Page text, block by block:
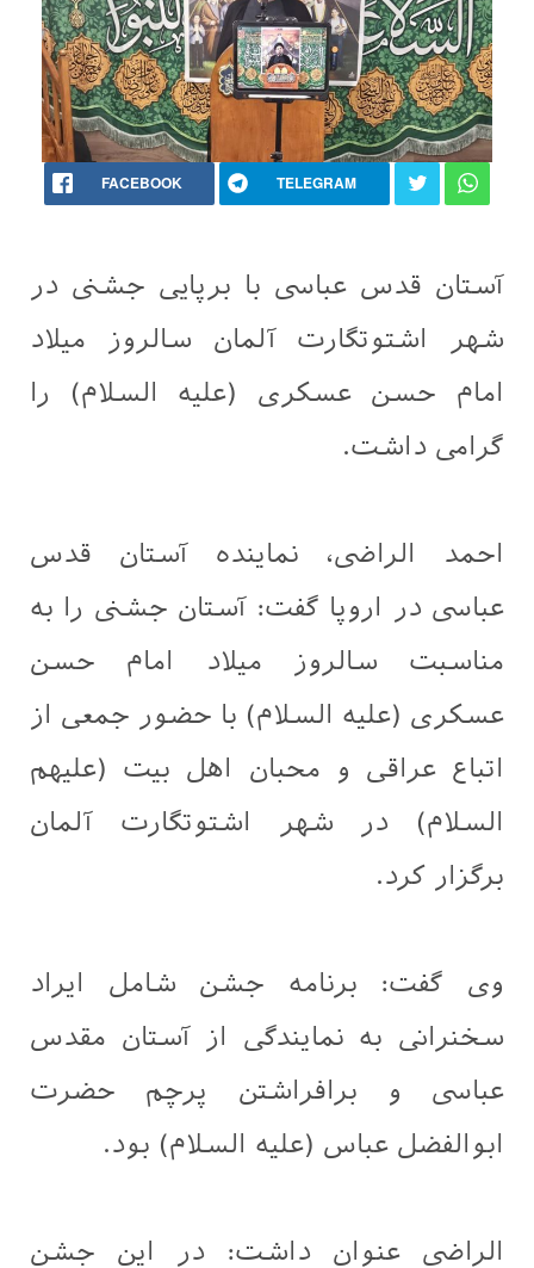
FACEBOOK TELEGRAM
آستان قدس عباسی با برپایی جشنی در
شهر اشتوتگارت آلمان سالروز میلاد
امام حسن عسکری (علیه السلام) را
گرامی داشت.
احمد الراضی، نماینده آستان قدس
عباسی در اروپا گفت: آستان جشنی را به
مناسبت سالروز میلاد امام حسن
عسکری (علیه السلام) با حضور جمعی از
اتباع عراقی و محبان اهل بیت (علیهم
السلام) در شهر اشتوتگارت آلمان
برگزار کرد.
وی گفت: برنامه جشن شامل ایراد
سخنرانی به نمایندگی از آستان مقدس
عباسی و برافراشتن پرچم حضرت
ابوالفضل عباس (علیه السلام) بود.
الراضی عنوان داشت: در این جشن